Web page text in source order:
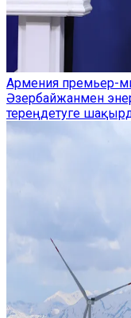
Армения премьер-
Әзербайжанмен
тереңдетуге